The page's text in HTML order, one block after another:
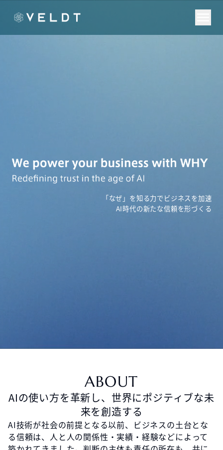
「なぜ」を知る力でビジネスを加速
AI時代の新たな信頼を形づくる
ABOUT
AIの使い方を革新し、世界にポジティブな未
来を創造する
AI技術が社会の前提となる以前、ビジネスの土台とな
る信頼は、人と人の関係性・実績・経験などによって